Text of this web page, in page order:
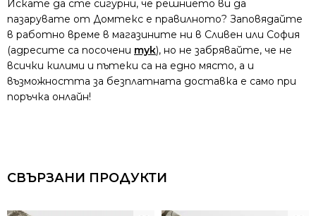
Искате да сте сигурни, че решнието ви да
пазарувате от Домтекс е правилното? Заповядайте
в работно време в магазините ни в Сливен или София
(адресите са посочени тук), но не забрявайте, че не
всички килими и пътеки са на едно място, а и
възможността за безплатната доставка е само при
поръчка онлайн!
СВЪРЗАНИ ПРОДУКТИ